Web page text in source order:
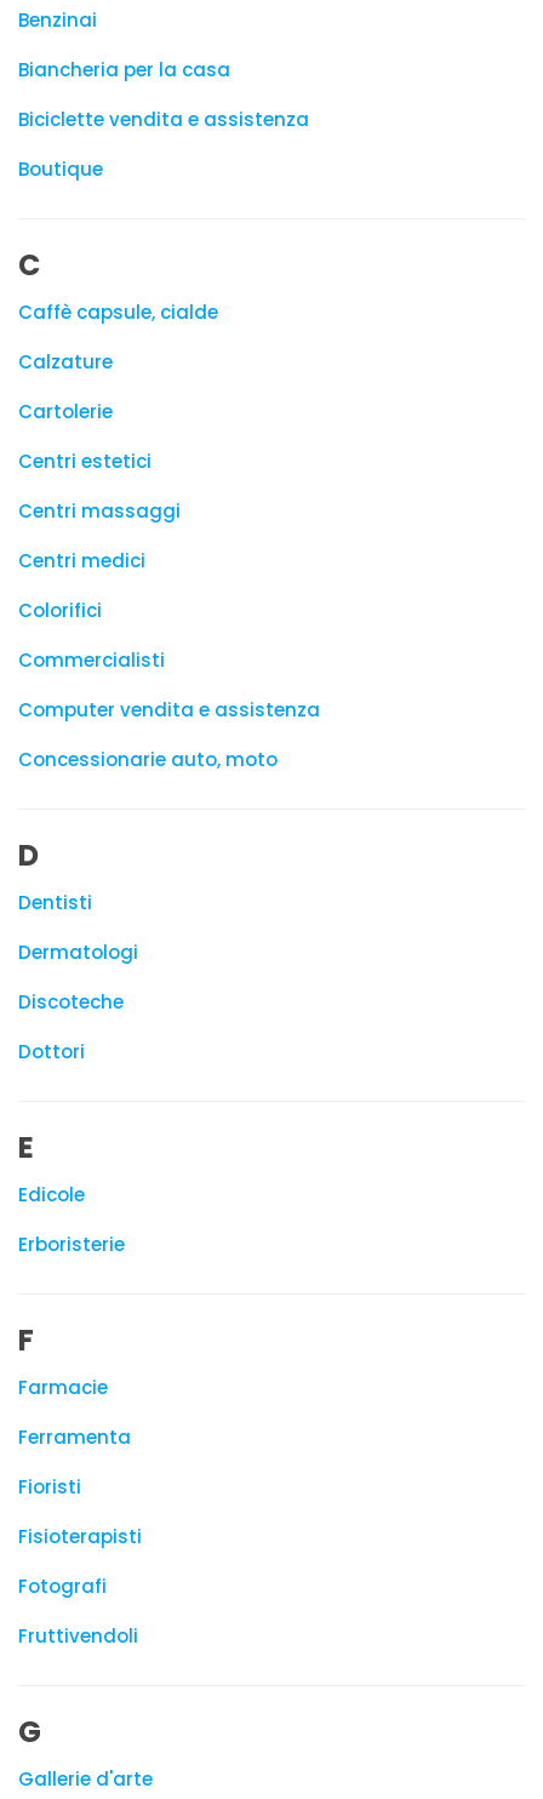
Benzinai
Biancheria per la casa
Biciclette vendita e assistenza
Boutique
C
Caffè capsule, cialde
Calzature
Cartolerie
Centri estetici
Centri massaggi
Centri medici
Colorifici
Commercialisti
Computer vendita e assistenza
Concessionarie auto, moto
D
Dentisti
Dermatologi
Discoteche
Dottori
E
Edicole
Erboristerie
F
Farmacie
Ferramenta
Fioristi
Fisioterapisti
Fotografi
Fruttivendoli
G
Gallerie d'arte